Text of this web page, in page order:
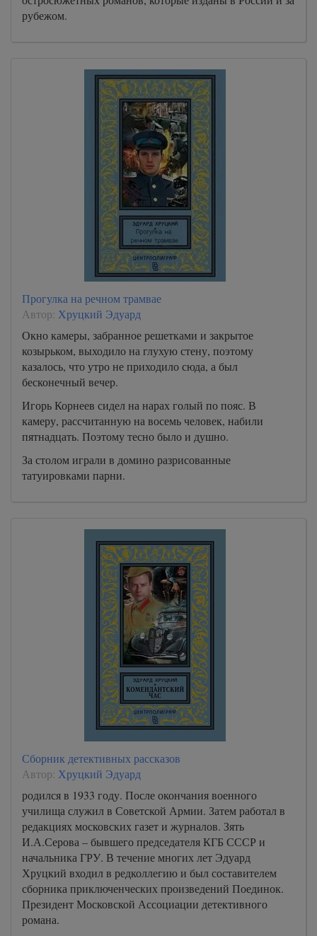
рубежом.
Прогулка на речном трамвае
Автор: Хруцкий Эдуард
Окно камеры, забранное решетками и закрытое
козырьком, выходило на глухую стену, поэтому
казалось, что утро не приходило сюда, а был
бесконечный вечер.
Игорь Корнеев сидел на нарах голый по пояс. В
камеру, рассчитанную на восемь человек, набили
пятнадцать. Поэтому тесно было и душно.
За столом играли в домино разрисованные
татуировками парни.
Сборник детективных рассказов
Автор: Хруцкий Эдуард
родился в 1933 году. После окончания военного
училища служил в Советской Армии. Затем работал в
редакциях московских газет и журналов. Зять
И.А.Серова – бывшего председателя КГБ СССР и
начальника ГРУ. В течение многих лет Эдуард
Хруцкий входил в редколлегию и был составителем
сборника приключенческих произведений Поединок.
Президент Московской Ассоциации детективного
романа.